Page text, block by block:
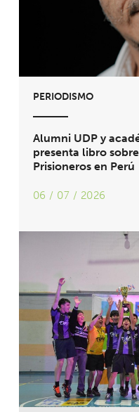
PERIODISMO
Alumni UDP y
presenta libro
Prisioneros en Perú
06 / 07 / 2026